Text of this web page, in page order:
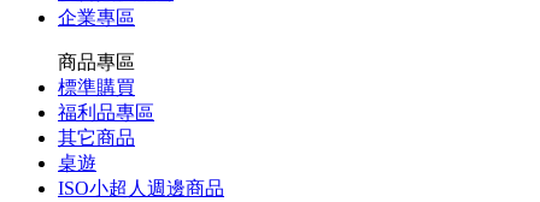
企業專區
商品專區
標準購買
福利品專區
其它商品
桌遊
ISO小超人週邊商品